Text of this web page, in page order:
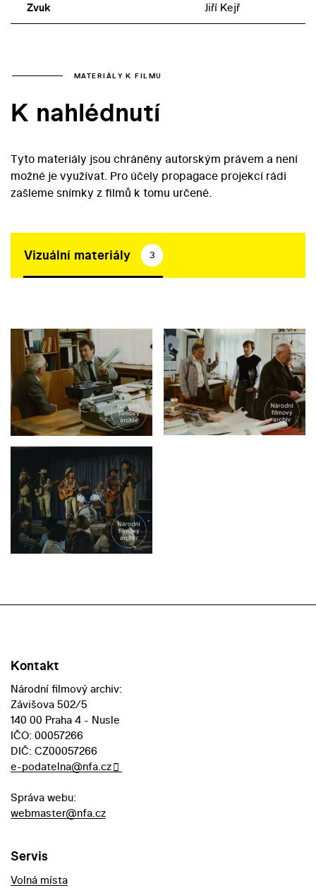
Zvuk Jiří Kejř
MATERIÁLY K FILMU
K nahlédnutí
Tyto materiály jsou chráněny autorským právem a není
možné je využívat. Pro účely propagace projekcí rádi
zašleme snímky z filmů k tomu určené.
Vizuální materiály 3
Kontakt
Národní filmový archiv:
Závišova 502/5
140 00 Praha 4 - Nusle
IČO: 00057266
DIČ: CZ00057266
e-podatelna@nfa.cz
Správa webu:
webmaster@nfa.cz
Servis
Volná místa